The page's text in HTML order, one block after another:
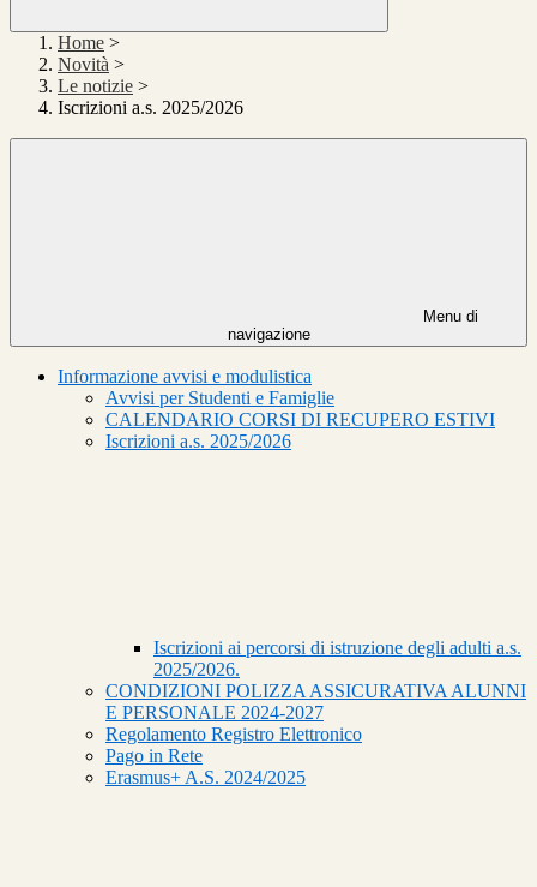
Home >
Novità >
Le notizie >
Iscrizioni a.s. 2025/2026
Menu di
navigazione
Informazione avvisi e modulistica
Avvisi per Studenti e Famiglie
CALENDARIO CORSI DI RECUPERO ESTIVI
Iscrizioni a.s. 2025/2026
Iscrizioni ai percorsi di istruzione degli adulti a.s.
2025/2026.
CONDIZIONI POLIZZA ASSICURATIVA ALUNNI
E PERSONALE 2024-2027
Regolamento Registro Elettronico
Pago in Rete
Erasmus+ A.S. 2024/2025